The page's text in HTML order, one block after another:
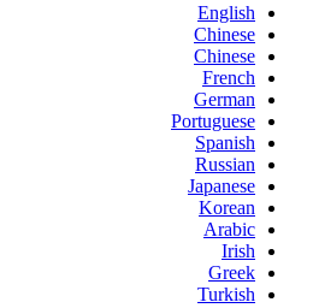
English
Chinese
Chinese
French
German
Portuguese
Spanish
Russian
Japanese
Korean
Arabic
Irish
Greek
Turkish